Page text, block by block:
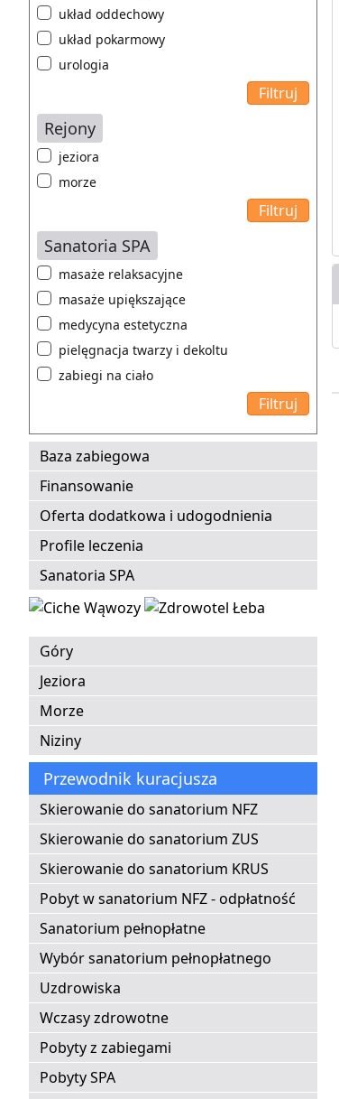
układ oddechowy
układ pokarmowy
urologia
Rejony
jeziora
morze
Sanatoria SPA
masaże relaksacyjne
masaże upiększające
medycyna estetyczna
pielęgnacja twarzy i dekoltu
zabiegi na ciało
Baza zabiegowa
Finansowanie
Oferta dodatkowa i udogodnienia
Profile leczenia
Sanatoria SPA
Góry
Jeziora
Morze
Niziny
Przewodnik kuracjusza
Skierowanie do sanatorium NFZ
Skierowanie do sanatorium ZUS
Skierowanie do sanatorium KRUS
Pobyt w sanatorium NFZ - odpłatność
Sanatorium pełnopłatne
Wybór sanatorium pełnopłatnego
Uzdrowiska
Wczasy zdrowotne
Pobyty z zabiegami
Pobyty SPA